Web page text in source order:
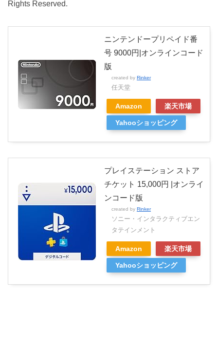
Rights Reserved.
ニンテンドープリペイド番
号 9000円|オンラインコード
版
created by Rinker
任天堂
Amazon 楽天市場
Yahooショッピング
プレイステーション ストア
チケット 15,000円 |オンライ
ンコード版
created by Rinker
ソニー・インタラクティブエン
タテインメント
Amazon 楽天市場
Yahooショッピング